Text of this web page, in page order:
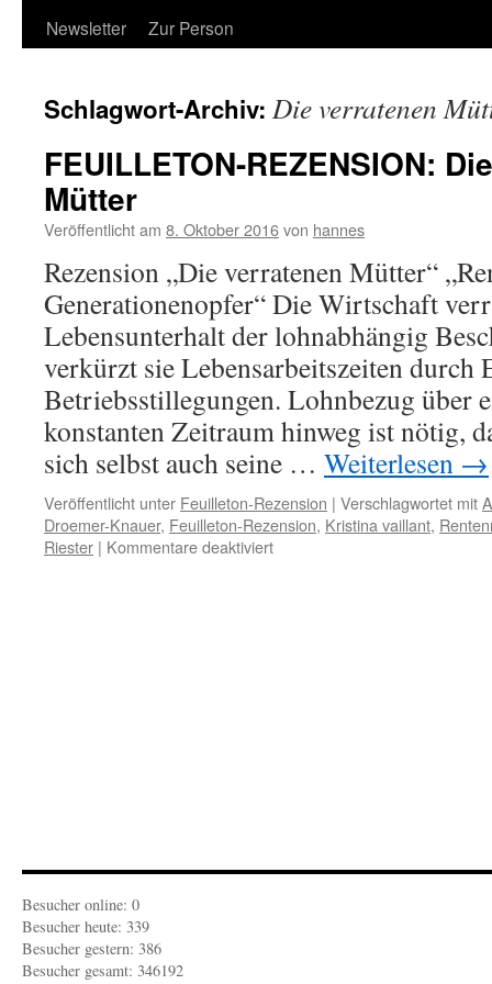
Newsletter
Zur Person
Schlagwort-Archiv: Die verratenen
FEUILLETON-REZENSION:
Mütter
Veröffentlicht am 8. Oktober 2016von hannes
Rezension „Die verratenen Mütter“
Generationenopfer“ Die Wirtschaft
Lebensunterhalt der lohnabhängig
verkürzt sie Lebensarbeitszeiten durch
Betriebsstillegungen. Lohnbezug über
konstanten Zeitraum hinweg ist nötig,
sich selbst auch seine … Weiterlesen →
Veröffentlicht unter Feuilleton-Rezension | Verschlagwortet mit
Droemer-Knauer, Feuilleton-Rezension, Kristina vaillant,
Riester | Kommentare deaktiviertfür
Besucher online: 0
Besucher heute: 339
Besucher gestern: 386
Besucher gesamt: 346192